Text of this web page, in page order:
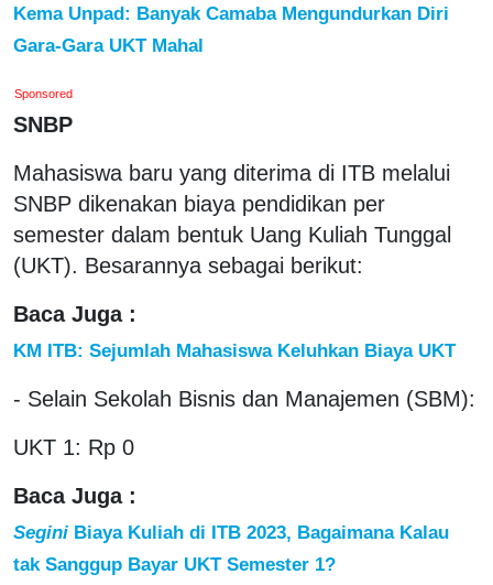
Kema Unpad: Banyak Camaba Mengundurkan Diri
Gara-Gara UKT Mahal
Sponsored
SNBP
Mahasiswa baru yang diterima di ITB melalui
SNBP dikenakan biaya pendidikan per
semester dalam bentuk Uang Kuliah Tunggal
(UKT). Besarannya sebagai berikut:
Baca Juga :
KM ITB: Sejumlah Mahasiswa Keluhkan Biaya UKT
- Selain Sekolah Bisnis dan Manajemen (SBM):
UKT 1: Rp 0
Baca Juga :
Segini Biaya Kuliah di ITB 2023, Bagaimana Kalau
tak Sanggup Bayar UKT Semester 1?